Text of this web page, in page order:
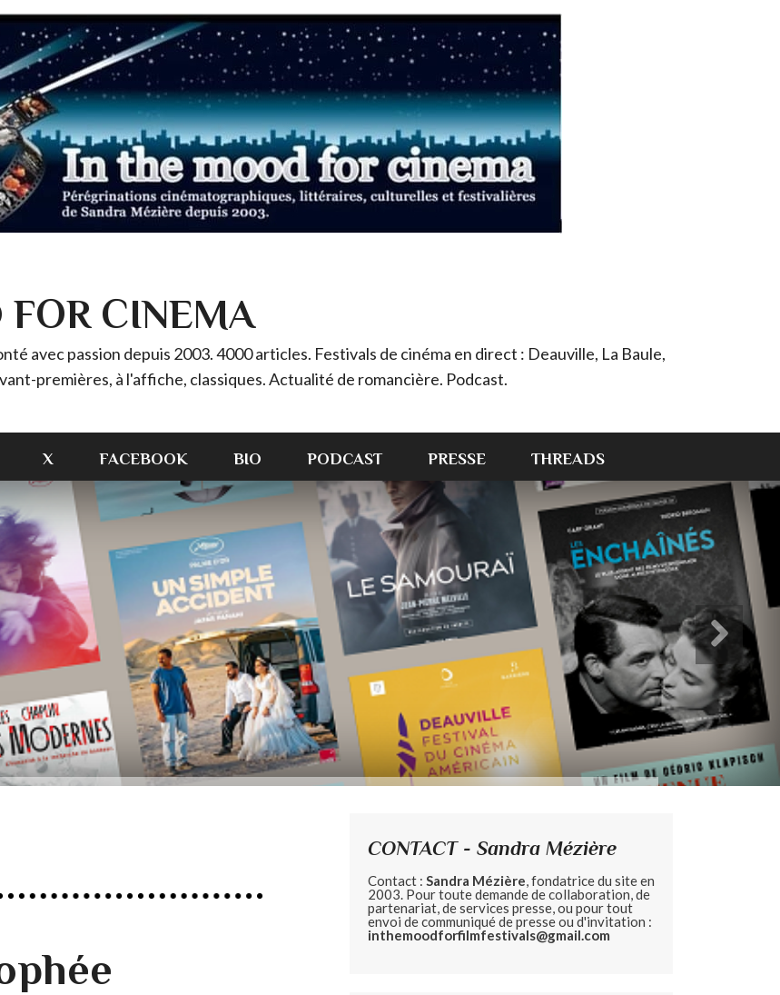
CINEMA
avec passion depuis 2003. 4000 articles. Festivals de cinéma en direct : Deauville, La Baule,
premières, à l'affiche, classiques. Actualité de romancière. Podcast.
X FACEBOOK BIO PODCAST PRESSE THREADS
CONTACT - Sandra Mézière
Contact : Sandra Mézière, fondatrice du site en
2003. Pour toute demande de collaboration, de
partenariat, de services presse, ou pour tout
envoi de communiqué de presse ou d'invitation :
inthemoodforfilmfestivals@gmail.com